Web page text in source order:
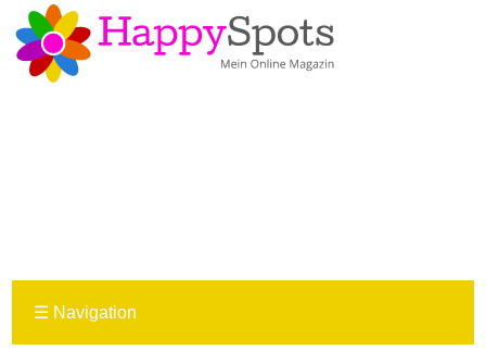
☰ Navigation